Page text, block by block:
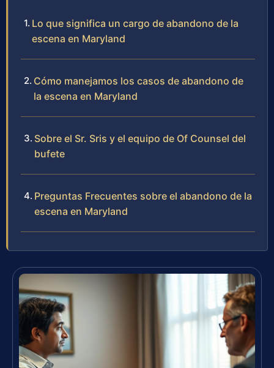
Lo que significa un cargo de abandono de la
escena en Maryland
Cómo manejamos los casos de abandono de
la escena en Maryland
Sobre el Sr. Sris y el equipo de Of Counsel del
bufete
Preguntas Frecuentes sobre el abandono de la
escena en Maryland